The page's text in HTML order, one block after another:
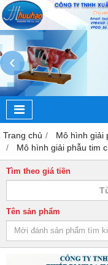
‹
Trang chủ
Mô hình giải
Mô hình giải phẫu tim
Tìm theo giá tiền
Tên sản phẩm